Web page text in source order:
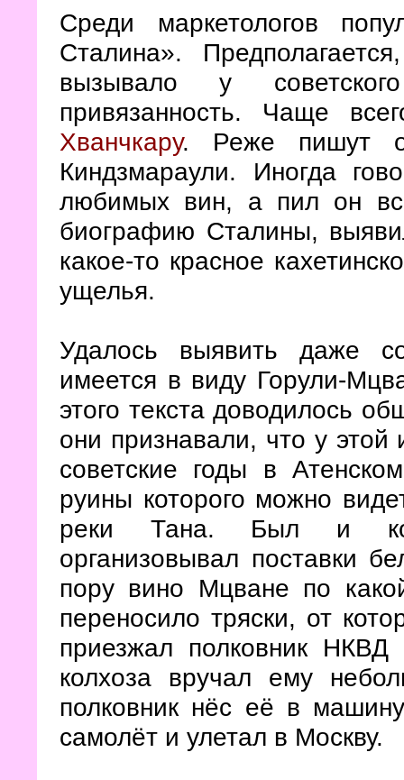
Среди маркетологов
Сталина».
вызывало у
привязанность. Чаще
Хванчкару. Реже пишут
Киндзмараули. Иногда
любимых вин, а пил он
биографию Сталины,
какое-то красное
ущелья.
Удалось выявить даже
имеется в виду Горули-
этого текста доводилось
они признавали, что у
советские годы в
руины которого можно
реки Тана. Был и
организовывал поставки
пору вино Мцване по
переносило тряски, от
приезжал полковник
колхоза вручал ему
полковник нёс её в
самолёт и улетал в Москву.